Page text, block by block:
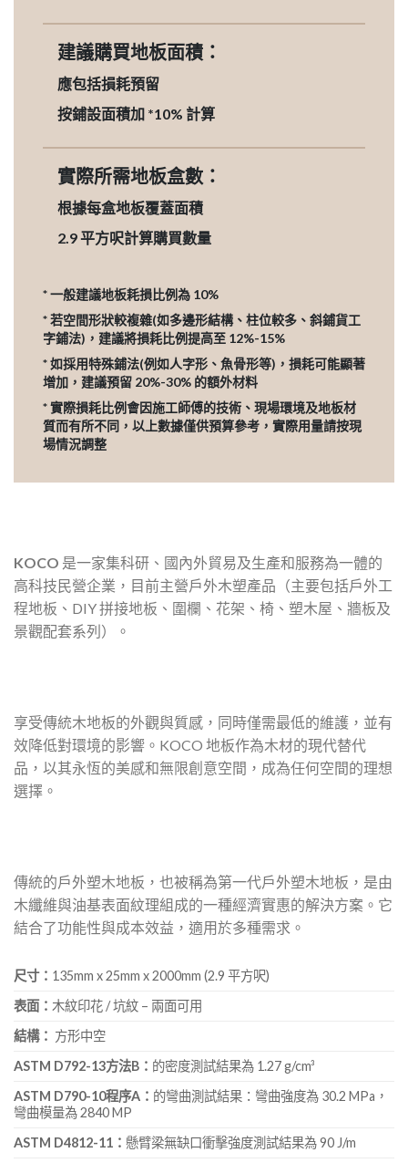
建議購買地板面積：
應包括損耗預留
按鋪設面積加 *10% 計算
實際所需地板盒數：
根據每盒地板覆蓋面積
2.9平方呎計算購買數量
* 一般建議地板耗損比例為 10%
* 若空間形狀較複雜(如多邊形結構、柱位較多、斜鋪貨工
字鋪法)，建議將損耗比例提高至 12%-15%
* 如採用特殊鋪法(例如人字形、魚骨形等)，損耗可能顯著
增加，建議預留 20%-30% 的額外材料
* 實際損耗比例會因施工師傅的技術、現場環境及地板材
質而有所不同，以上數據僅供預算參考，實際用量請按現
場情況調整
KOCO 是一家集科研、國內外貿易及生產和服務為一體的
高科技民營企業，目前主營戶外木塑產品（主要包括戶外工
程地板、DIY 拼接地板、圍欄、花架、椅、塑木屋、牆板及
景觀配套系列）。
享受傳統木地板的外觀與質感，同時僅需最低的維護，並有
效降低對環境的影響。KOCO 地板作為木材的現代替代
品，以其永恆的美感和無限創意空間，成為任何空間的理想
選擇。
傳統的戶外塑木地板，也被稱為第一代戶外塑木地板，是由
木纖維與油基表面紋理組成的一種經濟實惠的解決方案。它
結合了功能性與成本效益，適用於多種需求。
尺寸： 135mm x 25mm x 2000mm (2.9 平方呎)
表面： 木紋印花 / 坑紋 – 兩面可用
結構： 方形中空
ASTM D792-13方法B： 的密度測試結果為 1.27 g/cm³
ASTM D790-10程序A： 的彎曲測試結果：彎曲強度為 30.2 MPa，
彎曲模量為 2840 MP
ASTM D4812-11： 懸臂梁無缺口衝擊強度測試結果為 90 J/m